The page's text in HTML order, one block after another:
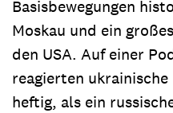
Basisbewegungen
Moskau und ein
den USA. Auf einer
reagierten
heftig, als ein